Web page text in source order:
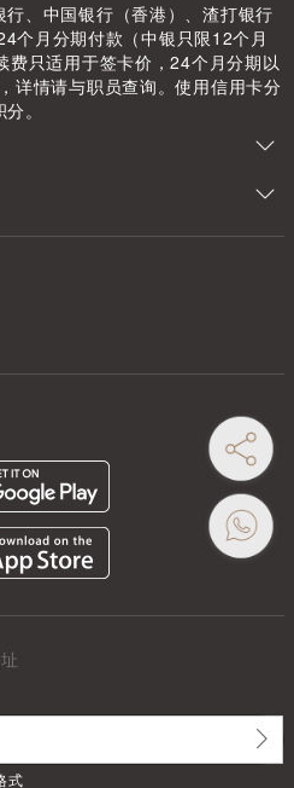
、中国银行（香港）、渣打银行
个月分期付款（中银只限12个月
费只适用于签卡价，24个月分期以
详情请与职员查询。使用信用卡分
。
式